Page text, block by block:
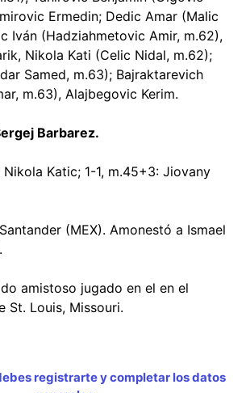
Ermedin; Dedic Amar (Malic
Iván (Hadziahmetovic Amir, m.62),
Nikola Kati (Celic Nidal, m.62);
Samed, m.63); Bajraktarevich
m.63), Alajbegovic Kerim.
Barbarez.
Nikola Katic; 1-1, m.45+3: Jiovany
(MEX). Amonestó a Ismael
amistoso jugado en el en el
St. Louis, Missouri.
registrarte y completar los datos